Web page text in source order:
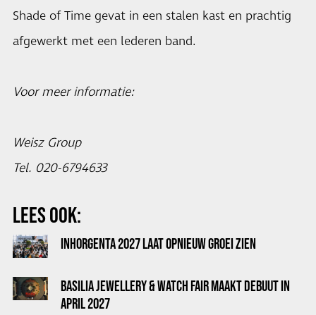
Shade of Time gevat in een stalen kast en prachtig
afgewerkt met een lederen band.
Voor meer informatie:
Weisz Group
Tel. 020-6794633
LEES OOK:
INHORGENTA 2027 LAAT OPNIEUW GROEI ZIEN
BASILIA JEWELLERY & WATCH FAIR MAAKT DEBUUT IN
APRIL 2027